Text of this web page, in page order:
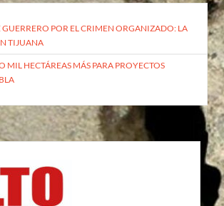
GUERRERO POR EL CRIMEN ORGANIZADO: LA
TIJUANA
MIL HECTÁREAS MÁS PARA PROYECTOS